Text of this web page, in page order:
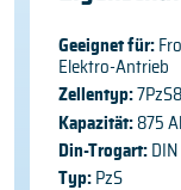
Geeignet für:
Elektro-Antrieb
Zellentyp:
Kapazität:875
Din-Trogart: DIN
Typ: PzS